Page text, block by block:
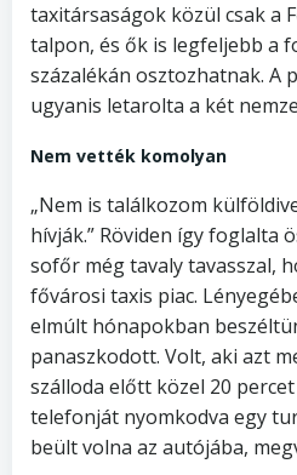
taxitársaságok közül csak a
talpon, és ők is legfeljebb a
százalékán osztozhatnak. A
ugyanis letarolta a két
Nem vették komolyan
„Nem is találkozom
hívják.” Röviden így foglalta
sofőr még tavaly tavasszal,
fővárosi taxis piac.
elmúlt hónapokban
panaszkodott. Volt, aki azt
szálloda előtt közel 20
telefonját nyomkodva egy
beült volna az autójába,